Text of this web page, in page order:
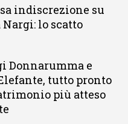
indiscrezione su
Nargi: lo scatto
Donnarumma e
tutto pronto
più atteso